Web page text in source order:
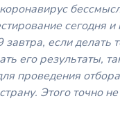
сегодня и
завтра, если делать
его результаты,
проведения
Этого точно не